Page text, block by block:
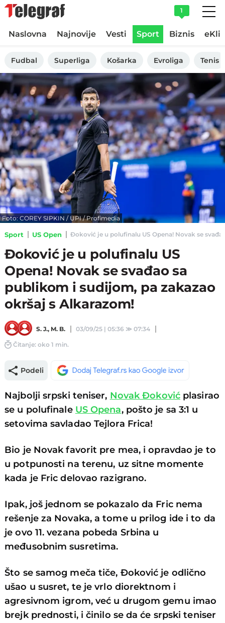
1
Naslovna Najnovije Vesti Sport Biznis
Fudbal Superliga Košarka Evroliga Tenis
Foto: COREY SIPKIN / UPI / Profimedia
Sport US Open Đoković je u polufinalu US Opena! Novak se
Đoković je u polufinalu US
Opena! Novak se svađao sa
publikom i sudijom, pa zakazao
okršaj s Alkarazom!
S. J., M. B. 03/09/25 | 05:36 ≫07:34
Čitanje: oko 1 min.
Podeli
Najbolji srpski teniser, Novak Đokovićplasirao
se u polufinale US Opena, pošto je sa 3:1 u
setovima savladao Tejlora Frica!
Bio je Novak favorit pre mea, i opravdao je to
u potpunosti na terenu, uz sitne momente
kada je Fric delovao razigrano.
Ipak, još jednom se pokazalo da Fric nema
rešenje za Novaka, a tome u prilog ide i to da
je ovo 11. vezana pobeda Srbina u
međusobnim susretima.
Što se samog meča tiče, Đoković je odlično
ušao u susret, te je vrlo diorektnom i
agresivnom igrom, već u drugom gemu imao
brejk prednosti, i činilo se da će srpski teniser